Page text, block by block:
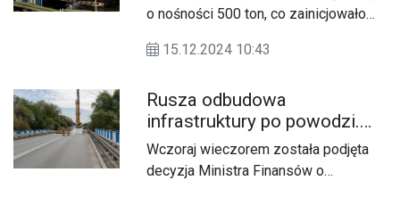
„RZEKA” rozpoczęta
o nośności 500 ton, co zainicjowało
od rana trwają intensywne prace
zakończono rozstawianie dźwigu, a
wojsko przystąpiło do przygotowań
związanych z montażem mostów. To
kluczowy moment w przywróceniu
15.12.2024 10:43
Rusza odbudowa
infrastruktury po powodzi.
Do końca roku powstaną
dwa mosty tymczasowe w
Krapkowicach
Wczoraj wieczorem została podjęta
decyzja Ministra Finansów o